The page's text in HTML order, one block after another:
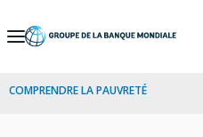
Skip
Navigation
COMPRENDRE LA PAUVRETÉ